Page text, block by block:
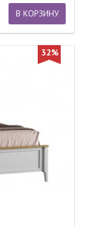
В КОРЗИНУ
32%